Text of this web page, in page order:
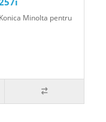
Minolta pentru